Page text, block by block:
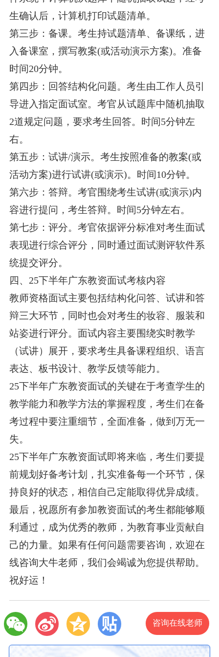
生确认后，计算机打印试题清单。
第三步：备课。考生持试题清单、备课纸，进
入备课室，撰写教案(或活动演示方案)。准备
时间20分钟。
第四步：回答结构化问题。考生由工作人员引
导进入指定面试室。考官从试题库中随机抽取
2道规定问题，要求考生回答。时间5分钟左
右。
第五步：试讲/演示。考生按照准备的教案(或
活动方案)进行试讲(或演示)。时间10分钟。
第六步：答辩。考官围绕考生试讲(或演示)内
容进行提问，考生答辩。时间5分钟左右。
第七步：评分。考官依据评分标准对考生面试
表现进行综合评分，同时通过面试测评软件系
统提交评分。
四、25下半年广东教资面试考核内容
教师资格面试主要包括结构化问答、试讲和答
辩三大环节，同时也会对考生的妆容、服装和
站姿进行评分。面试内容主要围绕实时教学
（试讲）展开，要求考生具备课程组织、语言
表达、板书设计、教学反馈等能力。
25下半年广东教资面试的关键在于考查学生的
教学能力和教学方法的掌握程度，考生们在备
考过程中要注重细节，全面准备，做到万无一
失。
25下半年广东教资面试即将来临，考生们要提
前规划好备考计划，扎实准备每一个环节，保
持良好的状态，相信自己定能取得优异成绩。
最后，祝愿所有参加教资面试的考生都能够顺
利通过，成为优秀的教师，为教育事业贡献自
己的力量。如果有任何问题需要咨询，欢迎在
线咨询大牛老师，我们会竭诚为您提供帮助。
祝好运！
咨询在线老师